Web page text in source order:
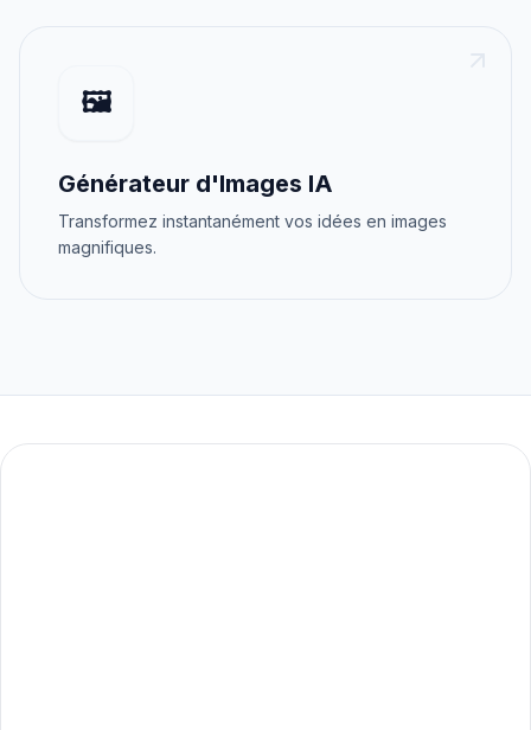
🖼️
Générateur d'Images IA
Transformez instantanément vos idées en images
magnifiques.